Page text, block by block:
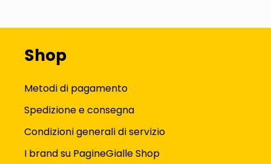
Shop
Metodi di pagamento
Spedizione e consegna
Condizioni generali di servizio
I brand su PagineGialle Shop